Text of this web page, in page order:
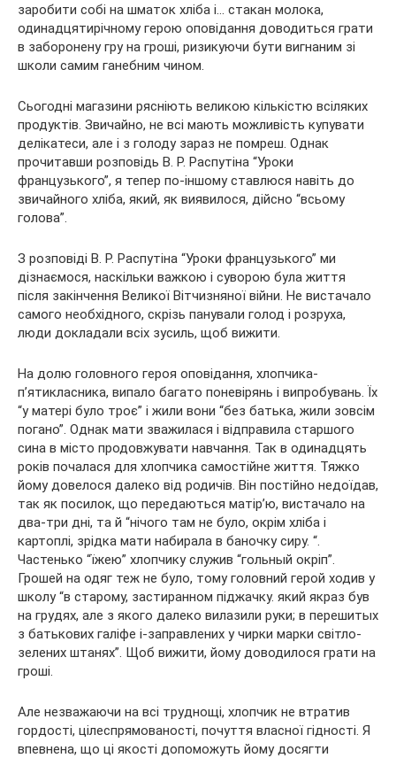
заробити собі на шматок хліба і… стакан молока,
одинадцятирічному герою оповідання доводиться грати
в заборонену гру на гроші, ризикуючи бути вигнаним зі
школи самим ганебним чином.
Сьогодні магазини рясніють великою кількістю всіляких
продуктів. Звичайно, не всі мають можливість купувати
делікатеси, але і з голоду зараз не помреш. Однак
прочитавши розповідь В. Р. Распутіна “Уроки
французького”, я тепер по-іншому ставлюся навіть до
звичайного хліба, який, як виявилося, дійсно “всьому
голова”.
З розповіді В. Р. Распутіна “Уроки французького” ми
дізнаємося, наскільки важкою і суворою була життя
після закінчення Великої Вітчизняної війни. Не вистачало
самого необхідного, скрізь панували голод і розруха,
люди докладали всіх зусиль, щоб вижити.
На долю головного героя оповідання, хлопчика-
п’ятикласника, випало багато поневірянь і випробувань. Їх
“у матері було троє” і жили вони “без батька, жили зовсім
погано”. Однак мати зважилася і відправила старшого
сина в місто продовжувати навчання. Так в одинадцять
років почалася для хлопчика самостійне життя. Тяжко
йому довелося далеко від родичів. Він постійно недоїдав,
так як посилок, що передаються матір’ю, вистачало на
два-три дні, та й “нічого там не було, окрім хліба і
картоплі, зрідка мати набирала в баночку сиру. “.
Частенько “їжею” хлопчику служив “гольный окріп”.
Грошей на одяг теж не було, тому головний герой ходив у
школу “в старому, застиранном піджачку. який якраз був
на грудях, але з якого далеко вилазили руки; в перешитых
з батькових галіфе і-заправлених у чирки марки світло-
зелених штанях”. Щоб вижити, йому доводилося грати на
гроші.
Але незважаючи на всі труднощі, хлопчик не втратив
гордості, цілеспрямованості, почуття власної гідності. Я
впевнена, що ці якості допоможуть йому досягти